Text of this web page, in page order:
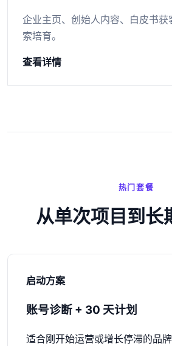
企业主页、创始人内容、白皮书
索培育。
查看详情
热门套餐
从单次项目到长
启动方案
账号诊断 + 30 天计划
适合刚开始运营或增长停滞的品牌